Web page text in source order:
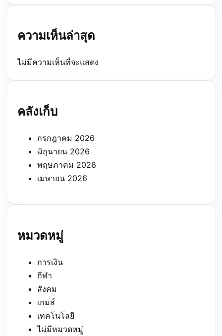
ความเห็นล่าสุด
ไม่มีความเห็นที่จะแสดง
คลังเก็บ
กรกฎาคม 2026
มิถุนายน 2026
พฤษภาคม 2026
เมษายน 2026
หมวดหมู่
การเงิน
กีฬา
สังคม
เกมส์
เทคโนโลยี
ไม่มีหมวดหมู่